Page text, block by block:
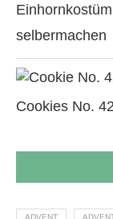
selbermachen
Cookies No.
ADVENT